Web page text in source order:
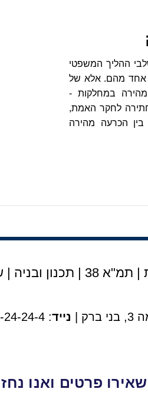
ההליך המשפטי
אחד מהם. אלא של
במחלקות -
חתירה לחקר האמת,
בין הכרעה מהירה
תמ"א 38 | תכנון ובניה |
נייד: 050-99-24-24-4 |
פרטים ואנו